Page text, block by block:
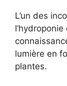
L’un des
lumière en
plantes.